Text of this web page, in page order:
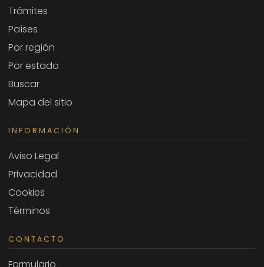
Trámites
Países
Por región
Por estado
Buscar
Mapa del sitio
INFORMACIÓN
Aviso Legal
Privacidad
Cookies
Términos
CONTACTO